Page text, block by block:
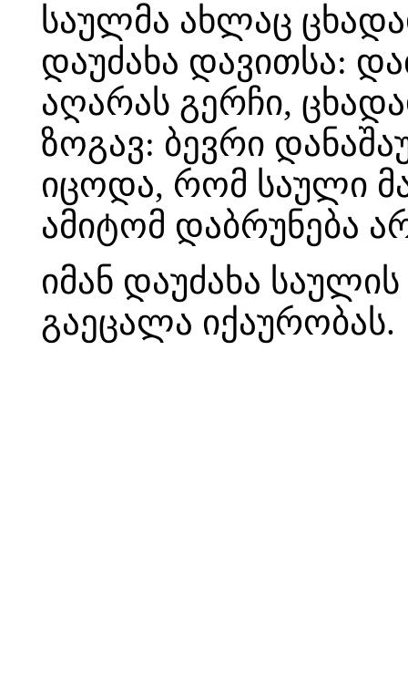
საულმა ახლაც
დაუძახა დავითსა:
აღარას გერჩი,
ზოგავ: ბევრი
იცოდა, რომ საული
ამიტომ დაბრუნება
იმან დაუძახა
გაეცალა იქაურობას.